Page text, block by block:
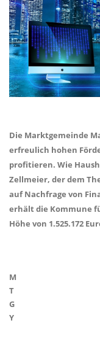
Die Marktgemeinde
erfreulich hohen
profitieren. Wie
Zellmeier, der dem
auf Nachfrage von
erhält die Kommune
Höhe von 1.525.172
M
T
G
Y